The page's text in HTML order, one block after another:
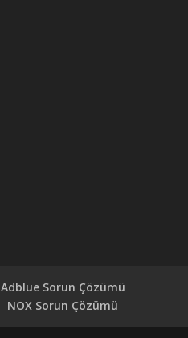
Adblue Sorun Çözümü
NOX Sorun Çözümü